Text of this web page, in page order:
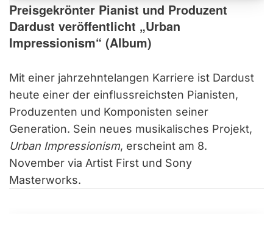
Preisgekrönter Pianist und Produzent
Dardust veröffentlicht „Urban
Impressionism“ (Album)
Mit einer jahrzehntelangen Karriere ist Dardust
heute einer der einflussreichsten Pianisten,
Produzenten und Komponisten seiner
Generation. Sein neues musikalisches Projekt,
Urban Impressionism, erscheint am 8.
November via Artist First und Sony
Masterworks.